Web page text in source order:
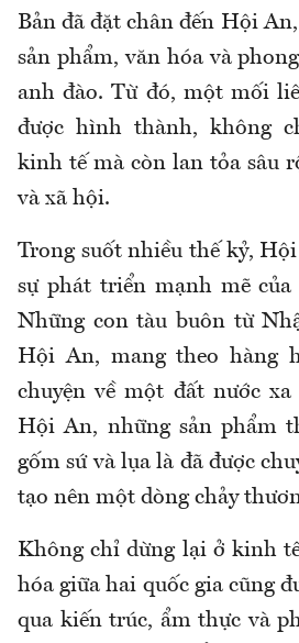
Bản đã đặt chân đến Hội
sản phẩm, văn hóa và
anh đào. Từ đó, một mối
được hình thành, không
kinh tế mà còn lan tỏa sâu
và xã hội.
Trong suốt nhiều thế kỷ,
sự phát triển mạnh mẽ của
Những con tàu buôn từ
Hội An, mang theo hàng
chuyện về một đất nước
Hội An, những sản phẩm
gốm sứ và lụa là đã được
tạo nên một dòng chảy
Không chỉ dừng lại ở kinh
hóa giữa hai quốc gia cũng
qua kiến trúc, ẩm thực và